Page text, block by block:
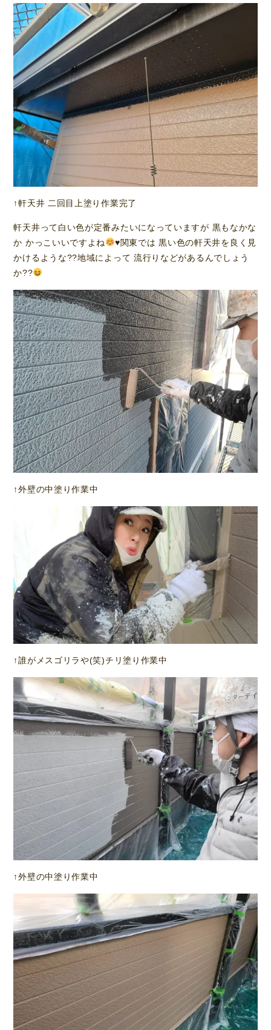
↑軒天井 二回目上塗り作業完了
軒天井って白い色が定番みたいになっていますが 黒もなかな
か かっこいいですよね
♥️関東では 黒い色の軒天井を良く見
かけるような??地域によって 流行りなどがあるんでしょう
か??
↑外壁の中塗り作業中
↑誰がメスゴリラや(笑)チリ塗り作業中
↑外壁の中塗り作業中